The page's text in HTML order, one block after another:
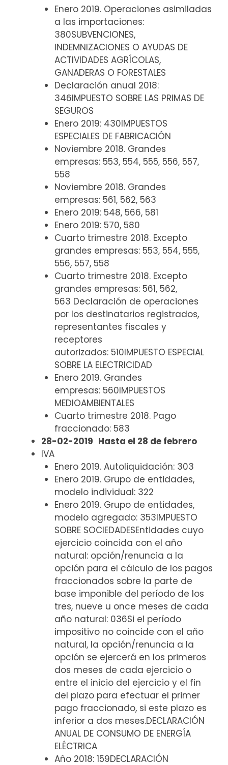
Enero 2019. Operaciones asimiladas
a las importaciones:
380SUBVENCIONES,
INDEMNIZACIONES O AYUDAS DE
ACTIVIDADES AGRÍCOLAS,
GANADERAS O FORESTALES
Declaración anual 2018:
346IMPUESTO SOBRE LAS PRIMAS DE
SEGUROS
Enero 2019: 430IMPUESTOS
ESPECIALES DE FABRICACIÓN
Noviembre 2018. Grandes
empresas: 553, 554, 555, 556, 557,
558
Noviembre 2018. Grandes
empresas: 561, 562, 563
Enero 2019: 548, 566, 581
Enero 2019: 570, 580
Cuarto trimestre 2018. Excepto
grandes empresas: 553, 554, 555,
556, 557, 558
Cuarto trimestre 2018. Excepto
grandes empresas: 561, 562,
563 Declaración de operaciones
por los destinatarios registrados,
representantes fiscales y
receptores
autorizados: 510IMPUESTO ESPECIAL
SOBRE LA ELECTRICIDAD
Enero 2019. Grandes
empresas: 560IMPUESTOS
MEDIOAMBIENTALES
Cuarto trimestre 2018. Pago
fraccionado: 583
28-02-2019 Hasta el 28 de febrero
IVA
Enero 2019. Autoliquidación: 303
Enero 2019. Grupo de entidades,
modelo individual: 322
Enero 2019. Grupo de entidades,
modelo agregado: 353IMPUESTO
SOBRE SOCIEDADESEntidades cuyo
ejercicio coincida con el año
natural: opción/renuncia a la
opción para el cálculo de los pagos
fraccionados sobre la parte de
base imponible del período de los
tres, nueve u once meses de cada
año natural: 036Si el período
impositivo no coincide con el año
natural, la opción/renuncia a la
opción se ejercerá en los primeros
dos meses de cada ejercicio o
entre el inicio del ejercicio y el fin
del plazo para efectuar el primer
pago fraccionado, si este plazo es
inferior a dos meses.DECLARACIÓN
ANUAL DE CONSUMO DE ENERGÍA
ELÉCTRICA
Año 2018: 159DECLARACIÓN